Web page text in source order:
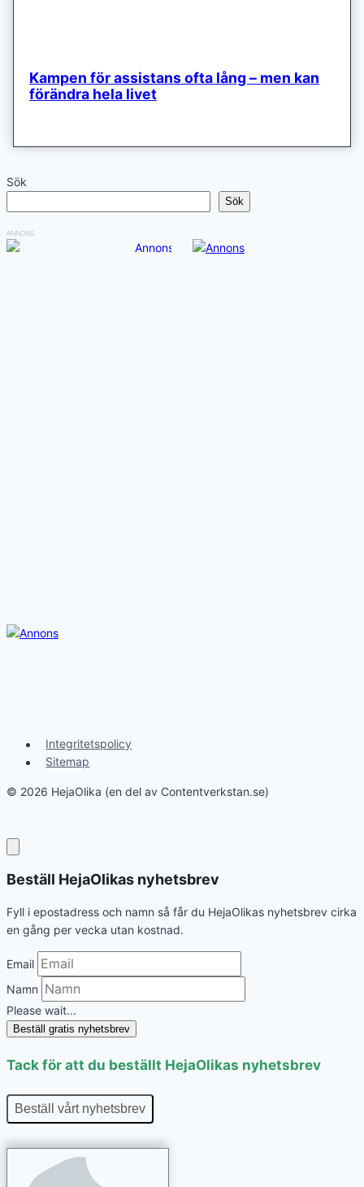
Kampen för assistans ofta lång – men kan
förändra hela livet
Sök
Sök
ANNONS
Integritetspolicy
Sitemap
© 2026 HejaOlika (en del av Contentverkstan.se)
Beställ HejaOlikas nyhetsbrev
Fyll i epostadress och namn så får du HejaOlikas nyhetsbrev cirka
en gång per vecka utan kostnad.
Email
Namn
Please wait...
Beställ gratis nyhetsbrev
Tack för att du beställt HejaOlikas nyhetsbrev
Beställ vårt nyhetsbrev